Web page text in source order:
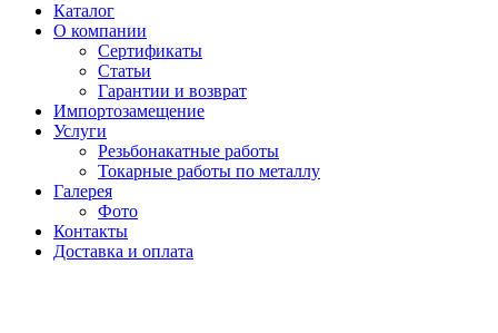
Каталог
О компании
Сертификаты
Статьи
Гарантии и возврат
Импортозамещение
Услуги
Резьбонакатные работы
Токарные работы по металлу
Галерея
Фото
Контакты
Доставка и оплата